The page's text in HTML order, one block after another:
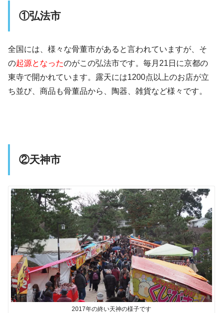
①弘法市
全国には、様々な骨董市があると言われていますが、そ
の起源となったのがこの弘法市です。毎月21日に京都の
東寺で開かれています。露天には1200点以上のお店が立
ち並び、商品も骨董品から、陶器、雑貨など様々です。
②天神市
2017年の終い天神の様子です